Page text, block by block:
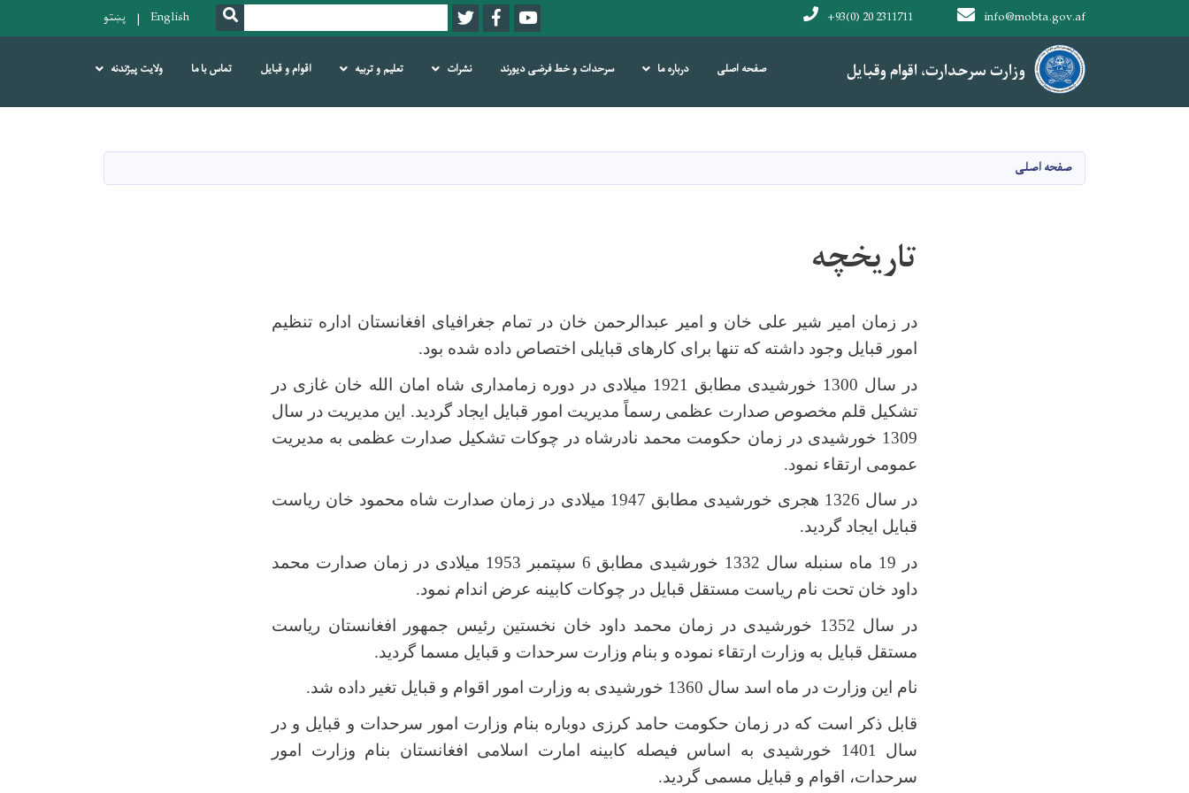
content
وزارت سرحدارت، اقوام وقبایل
info@mobta.gov.af
+93(0) 20 2311711
Youtube
Facebook
Twitter
Search
SEARCH
English پښتو
Main navigation
وزارت سرحدارت، اقوام وقبایل صفحه اصلی درباره ما سرحدات و خط فرضی دیورند نشرات تعلیم و تربیه اقوام و قبایل تماس با ما ولایت پیژندنه
صفحه اصلی
تاریخچه
در زمان امیر شیر علی خان و امیر عبدالرحمن خان در تمام جغرافیای افغانستان اداره تنظیم
امور قبایل وجود داشته که تنها برای کارهای قبایلی اختصاص داده شده بود.
در سال 1300 خورشیدی مطابق 1921 میلادی در دوره زمامداری شاه امان الله خان غازی در
تشکیل قلم مخصوص صدارت عظمی رسماً مدیریت امور قبایل ایجاد گردید. این مدیریت در سال
1309 خورشیدی در زمان حکومت محمد نادرشاه در چوکات تشکیل صدارت عظمی به مدیریت
عمومی ارتقاء نمود.
در سال 1326 هجری خورشیدی مطابق 1947 میلادی در زمان صدارت شاه محمود خان ریاست
قبایل ایجاد گردید.
در 19 ماه سنبله سال 1332 خورشیدی مطابق 6 سپتمبر 1953 میلادی در زمان صدارت محمد
داود خان تحت نام ریاست مستقل قبایل در چوکات کابینه عرض اندام نمود.
در سال 1352 خورشیدی در زمان محمد داود خان نخستین رئیس جمهور افغانستان ریاست
مستقل قبایل به وزارت ارتقاء نموده و بنام وزارت سرحدات و قبایل مسما گردید.
نام این وزارت در ماه اسد سال 1360 خورشیدی به وزارت امور اقوام و قبایل تغیر داده شد
.
قابل ذکر است که در زمان حکومت حامد کرزی دوباره بنام وزارت امور سرحدات و قبایل و در
سال 1401 خورشیدی به اساس فیصله کابینه امارت اسلامی افغانستان بنام وزارت امور
سرحدات، اقوام و قبایل مسمی گردید.